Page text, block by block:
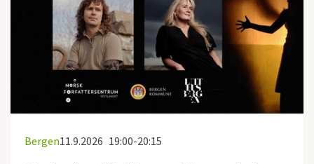
Bergen11.9.2026 19:00-20:15